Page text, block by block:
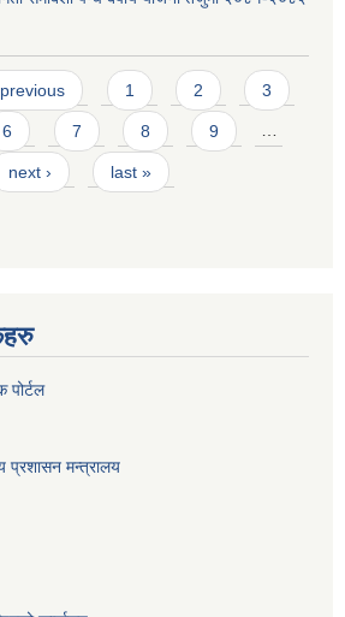
previous 1 2 3
6 7 8 9 …
next › last »
पोर्टल
प्रशासन मन्त्रालय